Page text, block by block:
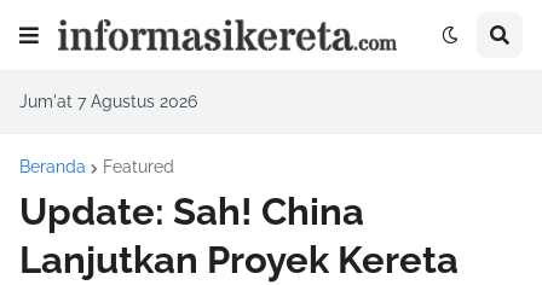
Jum'at 7 Agustus 2026
Beranda Featured
Update: Sah! China
Lanjutkan Proyek Kereta